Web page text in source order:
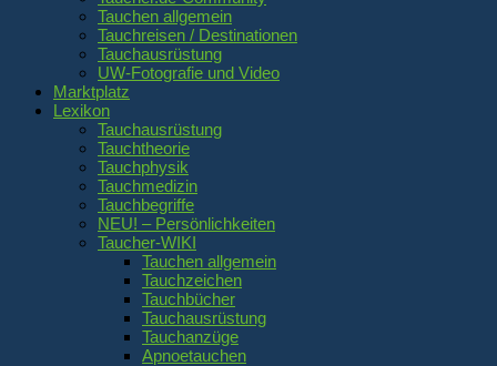
Tauchen allgemein
Tauchreisen / Destinationen
Tauchausrüstung
UW-Fotografie und Video
Marktplatz
Lexikon
Tauchausrüstung
Tauchtheorie
Tauchphysik
Tauchmedizin
Tauchbegriffe
NEU! – Persönlichkeiten
Taucher-WIKI
Tauchen allgemein
Tauchzeichen
Tauchbücher
Tauchausrüstung
Tauchanzüge
Apnoetauchen